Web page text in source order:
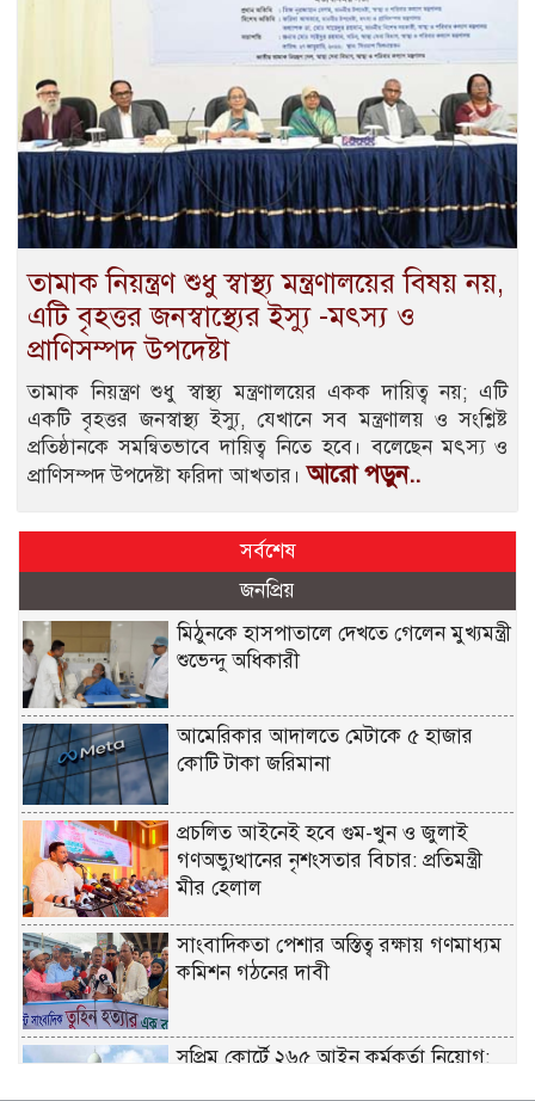
তামাক নিয়ন্ত্রণ শুধু স্বাস্থ্য মন্ত্রণালয়ের বিষয় নয়,
এটি বৃহত্তর জনস্বাস্থ্যের ইস্যু -মৎস্য ও
প্রাণিসম্পদ উপদেষ্টা
তামাক নিয়ন্ত্রণ শুধু স্বাস্থ্য মন্ত্রণালয়ের একক দায়িত্ব নয়; এটি
একটি বৃহত্তর জনস্বাস্থ্য ইস্যু, যেখানে সব মন্ত্রণালয় ও সংশ্লিষ্ট
প্রতিষ্ঠানকে সমন্বিতভাবে দায়িত্ব নিতে হবে। বলেছেন মৎস্য ও
প্রাণিসম্পদ উপদেষ্টা ফরিদা আখতার।আরো পড়ুন..
সর্বশেষ
জনপ্রিয়
মিঠুনকে হাসপাতালে দেখতে গেলেন মুখ্যমন্ত্রী
শুভেন্দু অধিকারী
আমেরিকার আদালতে মেটাকে ৫ হাজার
কোটি টাকা জরিমানা
প্রচলিত আইনেই হবে গুম-খুন ও জুলাই
গণঅভ্যুত্থানের নৃশংসতার বিচার: প্রতিমন্ত্রী
মীর হেলাল
সাংবাদিকতা পেশার অস্তিত্ব রক্ষায় গণমাধ্যম
কমিশন গঠনের দাবী
সুপ্রিম কোর্টে ২৬৫ আইন কর্মকর্তা নিয়োগ: